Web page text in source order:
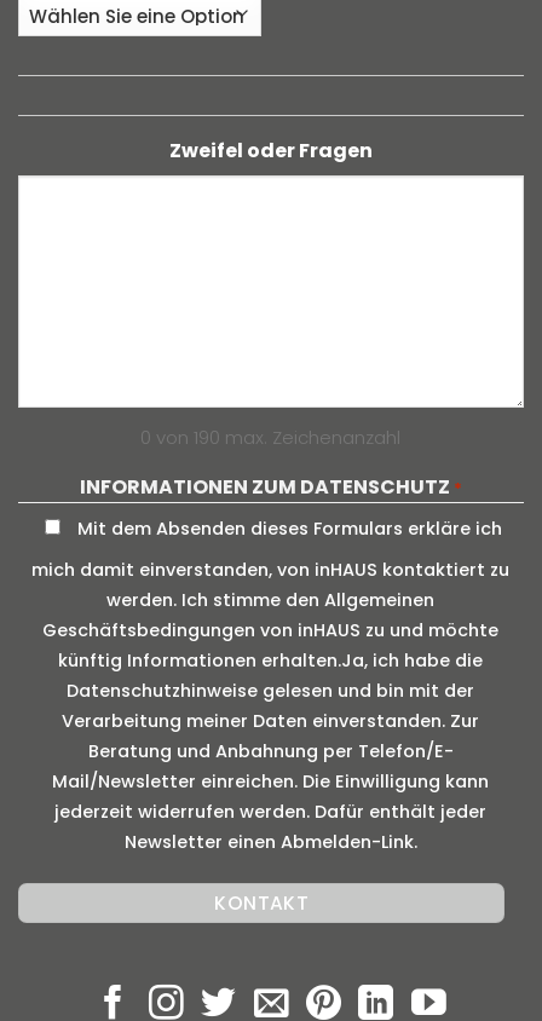
Zweifel oder Fragen
0 von 190 max. Zeichenanzahl
INFORMATIONEN ZUM DATENSCHUTZ *
Mit dem Absenden dieses Formulars erkläre ich
mich damit einverstanden, von inHAUS kontaktiert zu
werden. Ich stimme den Allgemeinen
Geschäftsbedingungen von inHAUS zu und möchte
künftig Informationen erhalten.Ja, ich habe die
Datenschutzhinweise gelesen und bin mit der
Verarbeitung meiner Daten einverstanden. Zur
Beratung und Anbahnung per Telefon/E-
Mail/Newsletter einreichen. Die Einwilligung kann
jederzeit widerrufen werden. Dafür enthält jeder
Newsletter einen Abmelden-Link.